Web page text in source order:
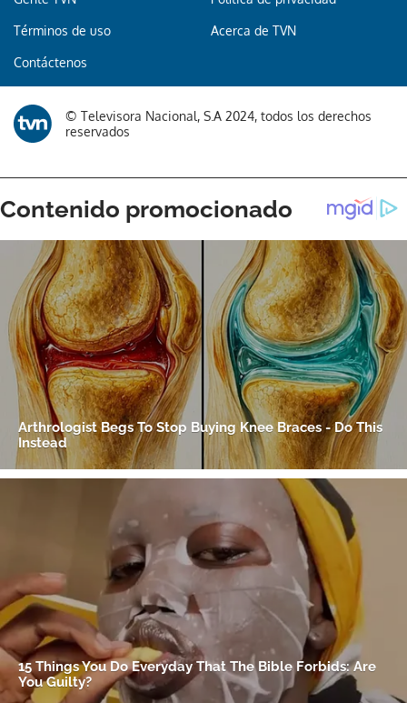
Términos de uso Acerca de TVN
Contáctenos
© Televisora Nacional, S.A 2024, todos los derechos
reservados